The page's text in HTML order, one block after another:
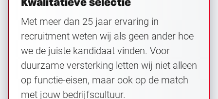
Kwalitatieve selectie
Met meer dan 25 jaar ervaring in
recruitment weten wij als geen ander hoe
we de juiste kandidaat vinden. Voor
duurzame versterking letten wij niet alleen
op functie-eisen, maar ook op de match
met jouw bedrijfscultuur.